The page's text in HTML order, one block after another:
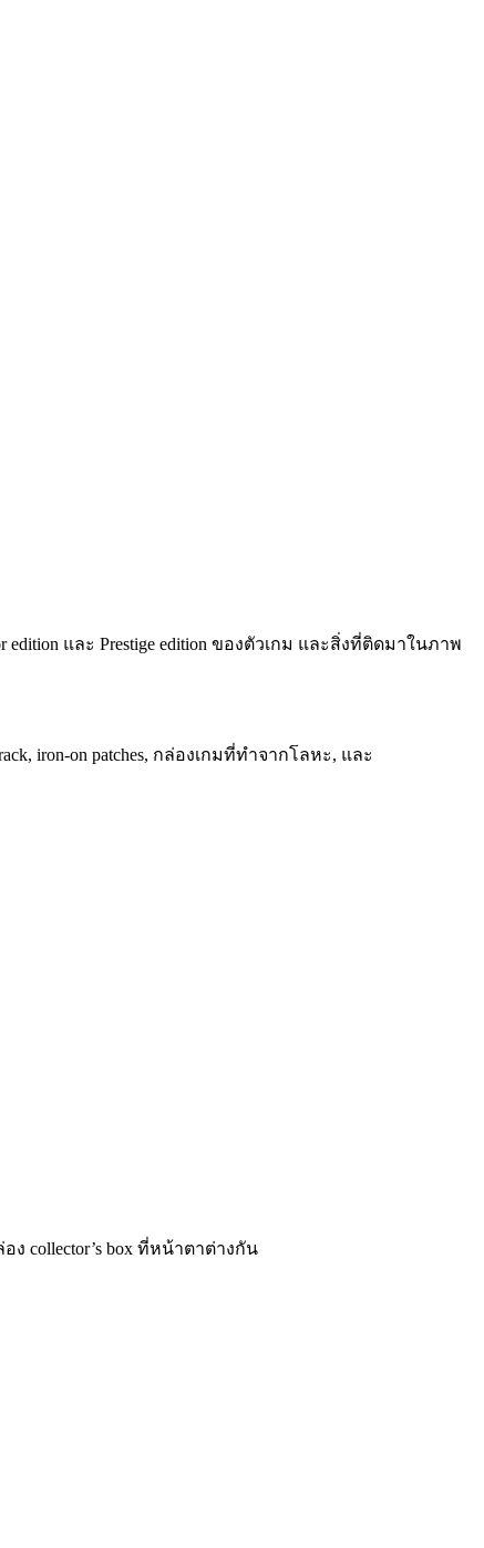
และ Prestige edition ของตัวเกม และสิ่งที่ติดมาในภาพ
iron-on patches, กล่องเกมที่ทำจากโลหะ, และ
ง collector’s box ที่หน้าตาต่างกัน